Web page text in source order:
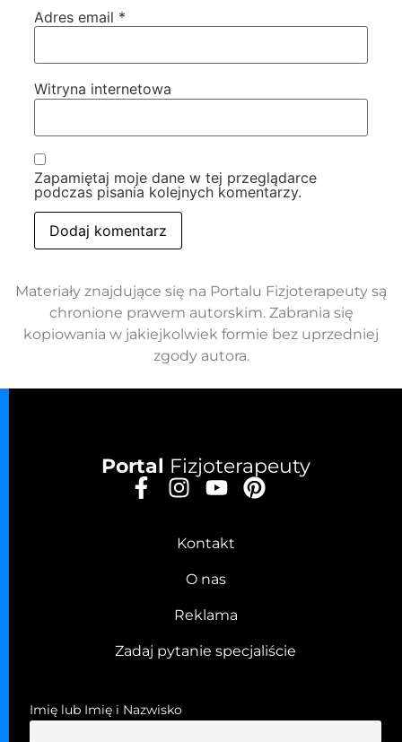
Adres email *
Witryna internetowa
Zapamiętaj moje dane w tej przeglądarce
podczas pisania kolejnych komentarzy.
Materiały znajdujące się na Portalu Fizjoterapeuty są
chronione prawem autorskim. Zabrania się
kopiowania w jakiejkolwiek formie bez uprzedniej
zgody autora.
Portal Fizjoterapeuty
Kontakt
O nas
Reklama
Zadaj pytanie specjaliście
Imię lub Imię i Nazwisko